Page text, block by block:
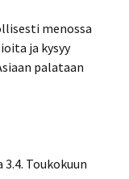
menossa
ja kysyy
palataan
Toukokuun